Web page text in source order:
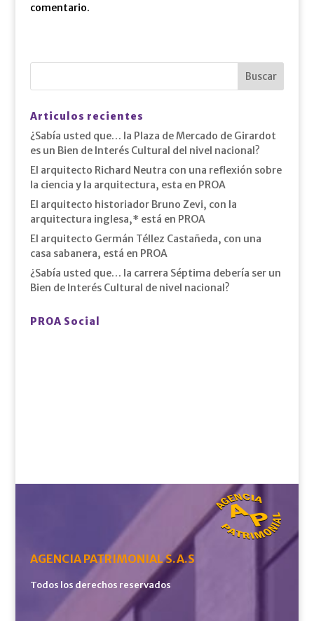
comentario.
Articulos recientes
¿Sabía usted que… la Plaza de Mercado de Girardot
es un Bien de Interés Cultural del nivel nacional?
El arquitecto Richard Neutra con una reflexión sobre
la ciencia y la arquitectura, esta en PROA
El arquitecto historiador Bruno Zevi, con la
arquitectura inglesa,* está en PROA
El arquitecto Germán Téllez Castañeda, con una
casa sabanera, está en PROA
¿Sabía usted que… la carrera Séptima debería ser un
Bien de Interés Cultural de nivel nacional?
PROA Social
AGENCIA PATRIMONIAL S.A.S
Todos los derechos reservados